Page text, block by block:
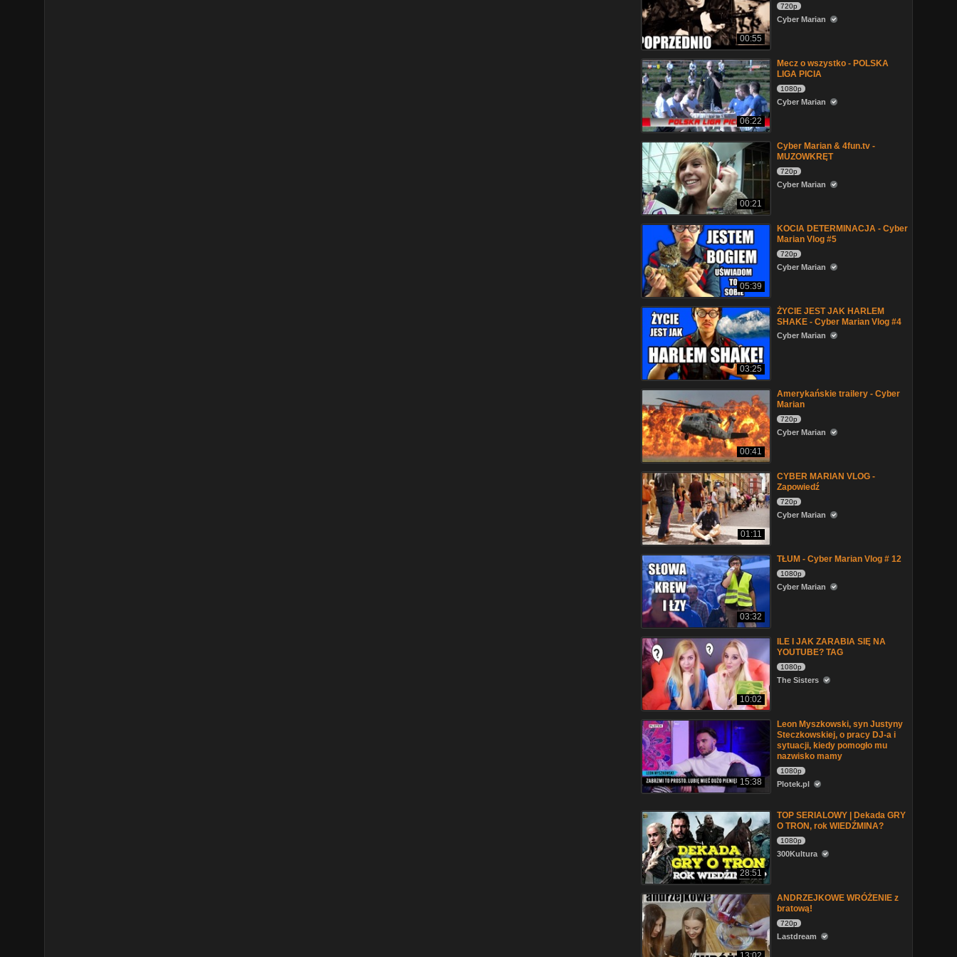
00:55
720p
Cyber Marian
06:22
Mecz o wszystko - POLSKA
LIGA PICIA
1080p
Cyber Marian
00:21
Cyber Marian & 4fun.tv -
MUZOWKRĘT
720p
Cyber Marian
05:39
KOCIA DETERMINACJA - Cyber
Marian Vlog #5
720p
Cyber Marian
03:25
ŻYCIE JEST JAK HARLEM
SHAKE - Cyber Marian Vlog #4
Cyber Marian
00:41
Amerykańskie trailery - Cyber
Marian
720p
Cyber Marian
01:11
CYBER MARIAN VLOG -
Zapowiedź
720p
Cyber Marian
03:32
TŁUM - Cyber Marian Vlog # 12
1080p
Cyber Marian
10:02
ILE I JAK ZARABIA SIĘ NA
YOUTUBE? TAG
1080p
The Sisters
15:38
Leon Myszkowski, syn Justyny
Steczkowskiej, o pracy DJ-a i
sytuacji, kiedy pomogło mu
nazwisko mamy
1080p
Plotek.pl
28:51
TOP SERIALOWY | Dekada GRY
O TRON, rok WIEDŹMINA?
1080p
300Kultura
ANDRZEJKOWE WRÓŻENIE z
bratową!
720p
Lastdream